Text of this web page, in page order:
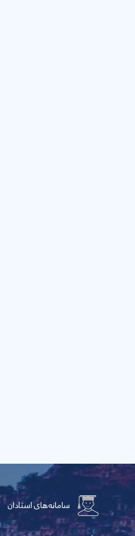
سامانه‌های استادان